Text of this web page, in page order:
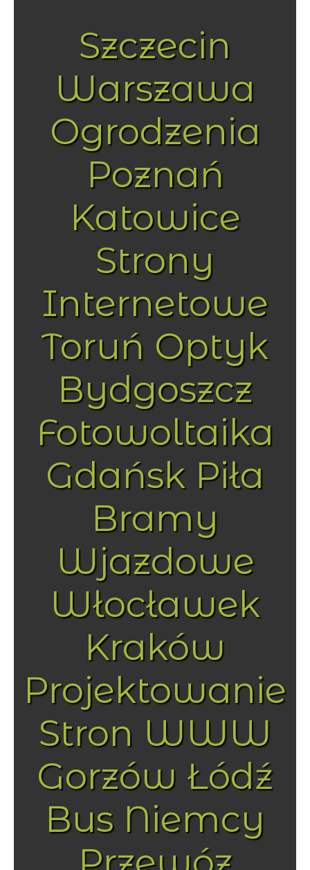
Szczecin
Warszawa
Ogrodzenia
Poznań
Katowice
Strony
Internetowe
Toruń Optyk
Bydgoszcz
Fotowoltaika
Gdańsk Piła
Bramy
Wjazdowe
Włocławek
Kraków
Projektowanie
Stron WWW
Gorzów Łódź
Bus Niemcy